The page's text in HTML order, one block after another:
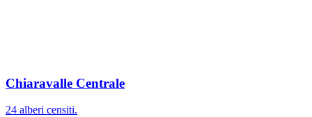
Chiaravalle Centrale
24 alberi censiti.